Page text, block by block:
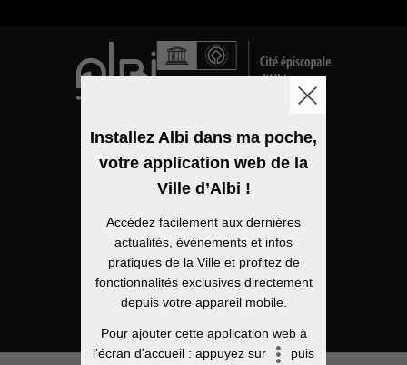
Mentions légales
Politique de confidentialité
Plan du site
Installez Albi dans ma poche,
votre application web de la
Ville d’Albi !
Accédez facilement aux dernières
actualités, événements et infos
pratiques de la Ville et profitez de
fonctionnalités exclusives directement
depuis votre appareil mobile.
Pour ajouter cette application web à
l'écran d'accueil : appuyez sur
puis